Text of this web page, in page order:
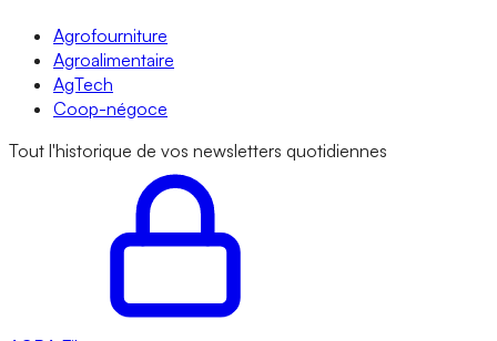
Agrofourniture
Agroalimentaire
AgTech
Coop-négoce
Tout l'historique de vos newsletters quotidiennes